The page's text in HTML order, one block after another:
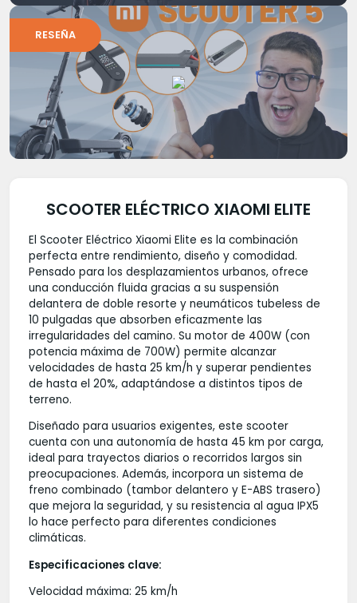
RESEÑA
SCOOTER ELÉCTRICO XIAOMI ELITE
El Scooter Eléctrico Xiaomi Elite es la combinación
perfecta entre rendimiento, diseño y comodidad.
Pensado para los desplazamientos urbanos, ofrece
una conducción fluida gracias a su suspensión
delantera de doble resorte y neumáticos tubeless de
10 pulgadas que absorben eficazmente las
irregularidades del camino. Su motor de 400W (con
potencia máxima de 700W) permite alcanzar
velocidades de hasta 25 km/h y superar pendientes
de hasta el 20%, adaptándose a distintos tipos de
terreno.
Diseñado para usuarios exigentes, este scooter
cuenta con una autonomía de hasta 45 km por carga,
ideal para trayectos diarios o recorridos largos sin
preocupaciones. Además, incorpora un sistema de
freno combinado (tambor delantero y E-ABS trasero)
que mejora la seguridad, y su resistencia al agua IPX5
lo hace perfecto para diferentes condiciones
climáticas.
Especificaciones clave:
Velocidad máxima: 25 km/h